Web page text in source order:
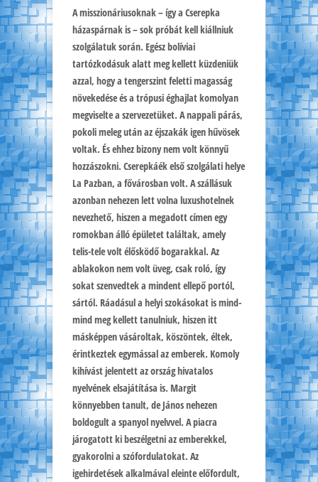
A misszionáriusoknak – így a Cserepka
házaspárnak is – sok próbát kell kiállniuk
szolgálatuk során. Egész bolíviai
tartózkodásuk alatt meg kellett küzdeniük
azzal, hogy a tengerszint feletti magasság
növekedése és a trópusi éghajlat komolyan
megviselte a szervezetüket. A nappali párás,
pokoli meleg után az éjszakák igen hűvösek
voltak. És ehhez bizony nem volt könnyű
hozzászokni. Cserepkáék első szolgálati helye
La Pazban, a fővárosban volt. A szállásuk
azonban nehezen lett volna luxushotelnek
nevezhető, hiszen a megadott címen egy
romokban álló épületet találtak, amely
telis-tele volt élősködő bogarakkal. Az
ablakokon nem volt üveg, csak roló, így
sokat szenvedtek a mindent ellepő portól,
sártól. Ráadásul a helyi szokásokat is mind-
mind meg kellett tanulniuk, hiszen itt
másképpen vásároltak, köszöntek, éltek,
érintkeztek egymással az emberek. Komoly
kihívást jelentett az ország hivatalos
nyelvének elsajátítása is. Margit
könnyebben tanult, de János nehezen
boldogult a spanyol nyelvvel. A piacra
járogatott ki beszélgetni az emberekkel,
gyakorolni a szófordulatokat. Az
igehirdetések alkalmával eleinte előfordult,